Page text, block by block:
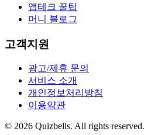
앱테크 꿀팁
머니 블로그
고객지원
광고/제휴 문의
서비스 소개
개인정보처리방침
이용약관
© 2026 Quizbells. All rights reserved.